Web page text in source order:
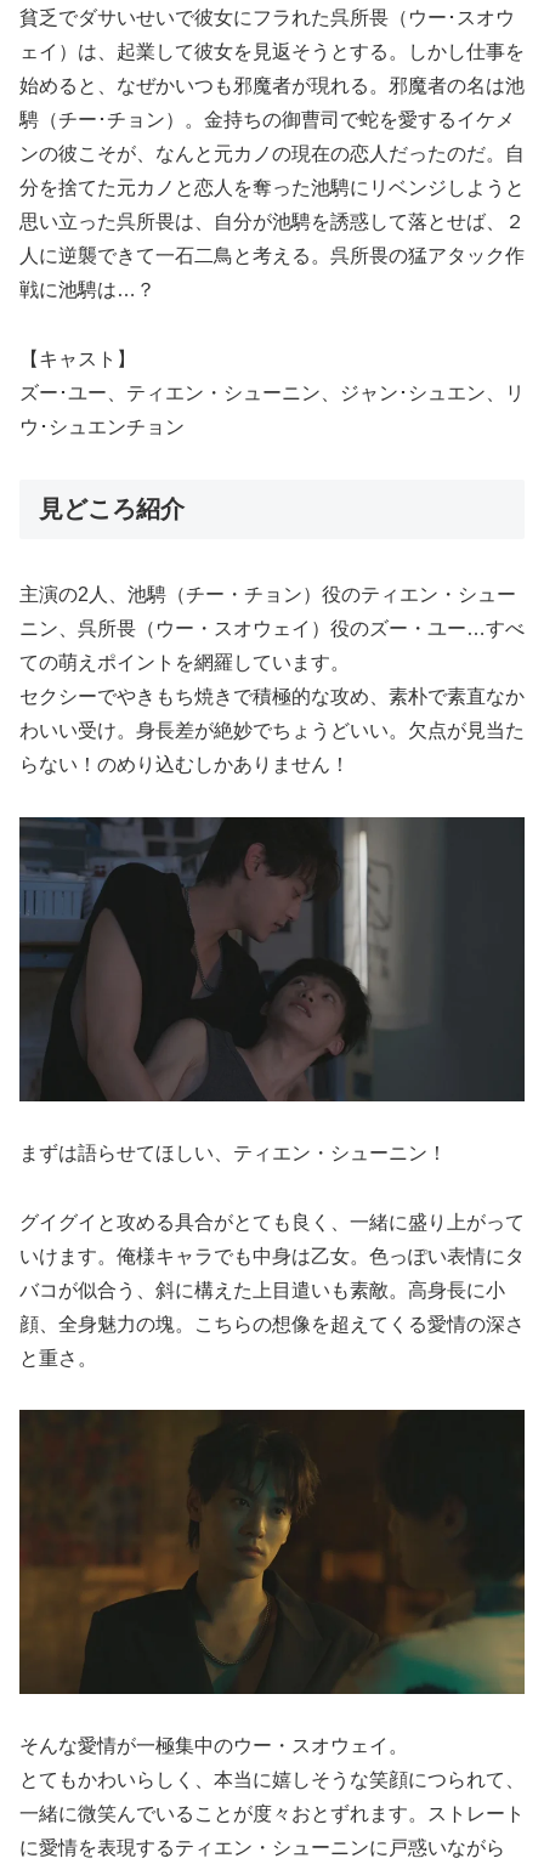
貧乏でダサいせいで彼女にフラれた呉所畏（ウー･スオウ
ェイ）は、起業して彼女を見返そうとする。しかし仕事を
始めると、なぜかいつも邪魔者が現れる。邪魔者の名は池
騁（チー･チョン）。金持ちの御曹司で蛇を愛するイケメ
ンの彼こそが、なんと元カノの現在の恋人だったのだ。自
分を捨てた元カノと恋人を奪った池騁にリベンジしようと
思い立った呉所畏は、自分が池騁を誘惑して落とせば、２
人に逆襲できて一石二鳥と考える。呉所畏の猛アタック作
戦に池騁は…？
【キャスト】
ズー･ユー、ティエン・シューニン、ジャン･シュエン、リ
ウ･シュエンチョン
見どころ紹介
主演の2人、池騁（チー・チョン）役のティエン・シュー
ニン、呉所畏（ウー・スオウェイ）役のズー・ユー…すべ
ての萌えポイントを網羅しています。
セクシーでやきもち焼きで積極的な攻め、素朴で素直なか
わいい受け。身長差が絶妙でちょうどいい。欠点が見当た
らない！のめり込むしかありません！
まずは語らせてほしい、ティエン・シューニン！
グイグイと攻める具合がとても良く、一緒に盛り上がって
いけます。俺様キャラでも中身は乙女。色っぽい表情にタ
バコが似合う、斜に構えた上目遣いも素敵。高身長に小
顔、全身魅力の塊。こちらの想像を超えてくる愛情の深さ
と重さ。
そんな愛情が一極集中のウー・スオウェイ。
とてもかわいらしく、本当に嬉しそうな笑顔につられて、
一緒に微笑んでいることが度々おとずれます。ストレート
に愛情を表現するティエン・シューニンに戸惑いながら